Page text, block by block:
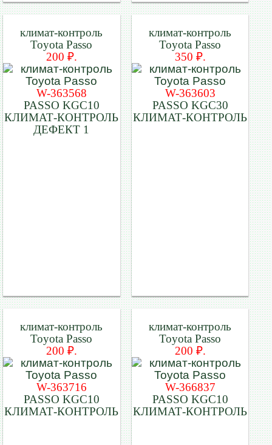
климат-контроль
Toyota Passo
200 ₽.
W-363568
PASSO KGC10
КЛИМАТ-КОНТРОЛЬ
ДЕФЕКТ 1
климат-контроль
Toyota Passo
350 ₽.
W-363603
PASSO KGC30
КЛИМАТ-КОНТРОЛЬ
климат-контроль
Toyota Passo
200 ₽.
W-363716
PASSO KGC10
КЛИМАТ-КОНТРОЛЬ
климат-контроль
Toyota Passo
200 ₽.
W-366837
PASSO KGC10
КЛИМАТ-КОНТРОЛЬ